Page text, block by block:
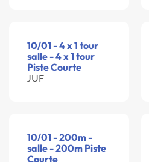
10/01 - 4 x 1 tour
salle - 4 x 1 tour
Piste Courte
JUF -
10/01 - 200m -
salle - 200m Piste
Courte